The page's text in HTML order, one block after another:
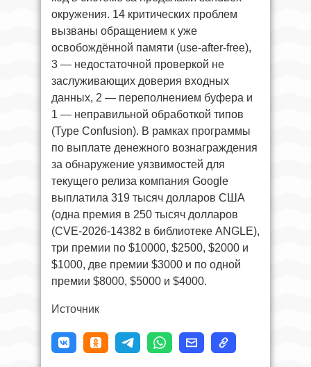
окружения. 14 критических проблем
вызваны обращением к уже
освобождённой памяти (use-after-free),
3 — недостаточной проверкой не
заслуживающих доверия входных
данных, 2 — переполнением буфера и
1 — неправильной обработкой типов
(Type Confusion). В рамках программы
по выплате денежного вознаграждения
за обнаружение уязвимостей для
текущего релиза компания Google
выплатила 319 тысяч долларов США
(одна премия в 250 тысяч долларов
(CVE-2026-14382 в библиотеке ANGLE),
три премии по $10000, $2500, $2000 и
$1000, две премии $3000 и по одной
премии $8000, $5000 и $4000.
Источник